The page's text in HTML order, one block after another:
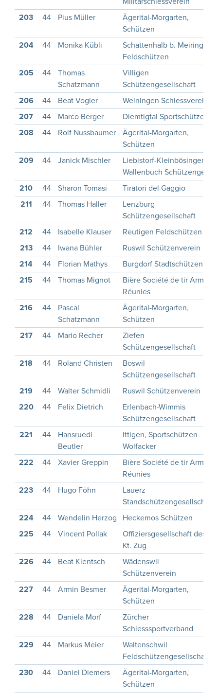
203
44 Pius Müller
Ägerital-Morgarten,
Schützen
204
44 Monika Kübli
Schattenhalb b. Meiringen
Feldschützen
205
44
Thomas
Schatzmann
Villigen
Schützengesellschaft
206
44 Beat Vogler
Weiningen Schiessverein
207
44 Marco Berger
Diemtigtal Sportschützen
208
44 Rolf Nussbaumer
Ägerital-Morgarten,
Schützen
209
44 Janick Mischler
Liebistorf-Kleinbösingen-
Wallenbuch Schützenges.
210
44 Sharon Tomasi
Tiratori del Gaggio
211
44 Thomas Haller
Lenzburg
Schützengesellschaft
212
44 Isabelle Klauser
Reutigen Feldschützen
213
44 Iwana Bühler
Ruswil Schützenverein
214
44 Florian Mathys
Burgdorf Stadtschützen
215
44 Thomas Mignot
Bière Société de tir Armes
Réunies
216
44
Pascal
Schatzmann
Ägerital-Morgarten,
Schützen
217
44 Mario Recher
Ziefen
Schützengesellschaft
218
44 Roland Christen
Boswil
Schützengesellschaft
219
44 Walter Schmidli
Ruswil Schützenverein
220
44 Felix Dietrich
Erlenbach-Wimmis
Schützengesellschaft
221
44
Hansruedi
Beutler
Ittigen, Sportschützen
Wolfacker
222
44 Xavier Greppin
Bière Société de tir Armes
Réunies
223
44 Hugo Föhn
Lauerz
Standschützengesellschaft
224
44 Wendelin Herzog
Heckemos Schützen
225
44 Vincent Pollak
Offiziersgesellschaft des
Kt. Zug
226
44 Beat Kientsch
Wädenswil
Schützenverein
227
44 Armin Besmer
Ägerital-Morgarten,
Schützen
228
44 Daniela Morf
Zürcher
Schiesssportverband
229
44 Markus Meier
Waltenschwil
Feldschützengesellschaft
230
44 Daniel Diemers
Ägerital-Morgarten,
Schützen